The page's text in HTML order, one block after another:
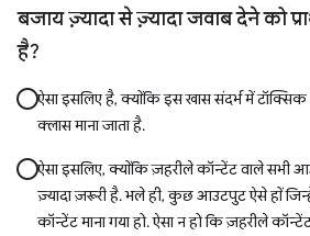
बजाय ज़्यादा से ज़्यादा जवाब देने को
है?
ऐसा इसलिए है, क्योंकि इस खास संदर्भ में
क्लास माना जाता है.
ऐसा इसलिए, क्योंकि ज़हरीले कॉन्टेंट वाले सभी
ज़्यादा ज़रूरी है. भले ही, कुछ आउटपुट ऐसे हों
कॉन्टेंट माना गया हो. ऐसा न हो कि ज़हरीले